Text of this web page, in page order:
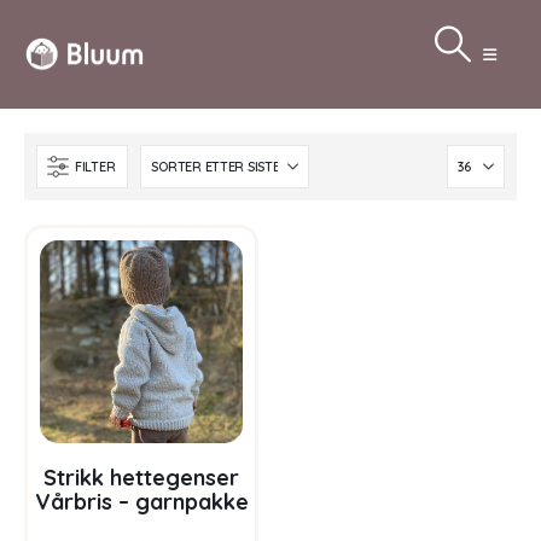
FILTER
Strikk hettegenser
Vårbris – garnpakke